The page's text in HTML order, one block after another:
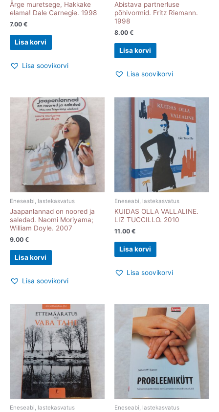
Ärge muretsege, Hakkake
elama! Dale Carnegie. 1998
7.00 €
Lisa korvi
Lisa soovikorvi
Abistava partnerluse
põhivormid. Fritz Riemann.
1998
8.00 €
Lisa korvi
Lisa soovikorvi
Eneseabi, lastekasvatus
Jaapanlannad on noored ja
saledad. Naomi Moriyama;
William Doyle. 2007
9.00 €
Lisa korvi
Lisa soovikorvi
Eneseabi, lastekasvatus
KUIDAS OLLA VALLALINE.
LIZ TUCCILLO. 2010
11.00 €
Lisa korvi
Lisa soovikorvi
Eneseabi, lastekasvatus Eneseabi, lastekasvatus